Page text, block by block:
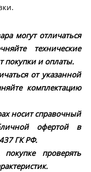
могут отличаться
технические
покупки и оплаты.
от указанной
комплектацию
носит справочный
офертой в
ГК РФ.
проверять